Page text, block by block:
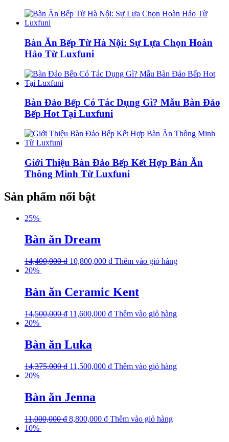
Bàn Ăn Bếp Từ Hà Nội: Sự Lựa Chọn Hoàn
Hảo Từ Luxfuni
Bàn Đảo Bếp Có Tác Dụng Gì? Mẫu Bàn Đảo
Bếp Hot Tại Luxfuni
Giới Thiệu Bàn Đảo Bếp Kết Hợp Bàn Ăn
Thông Minh Từ Luxfuni
Sản phẩm nổi bật
25%
Bàn ăn Dream
14,400,000₫ 10,800,000 ₫ Thêm vào giỏ hàng
20%
Bàn ăn Ceramic Kent
14,500,000₫ 11,600,000 ₫ Thêm vào giỏ hàng
20%
Bàn ăn Luka
14,375,000₫ 11,500,000 ₫ Thêm vào giỏ hàng
20%
Bàn ăn Jenna
11,000,000₫ 8,800,000 ₫ Thêm vào giỏ hàng
10%